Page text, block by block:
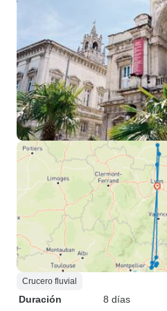
Crucero fluvial
Duración
8 días